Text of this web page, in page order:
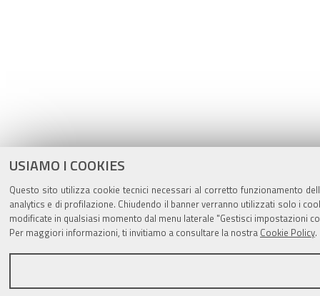
USIAMO I COOKIES
Questo sito utilizza cookie tecnici necessari al corretto funzionamento
analytics e di profilazione. Chiudendo il banner verranno utilizzati solo i
modificate in qualsiasi momento dal menu laterale "Gestisci impostazioni
Per maggiori informazioni, ti invitiamo a consultare la nostra Cookie Policy.